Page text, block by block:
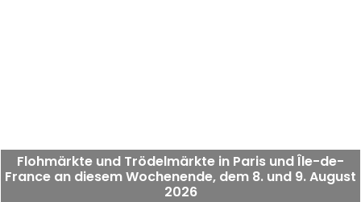
Flohmärkte und Trödelmärkte in Paris und Île-de-
France an diesem Wochenende, dem 8. und 9. August
2026